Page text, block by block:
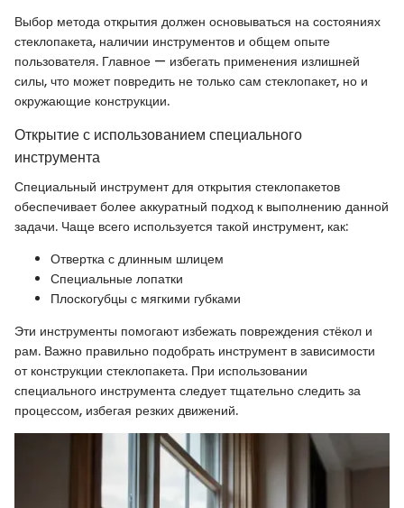
Выбор метода открытия должен основываться на состояниях
стеклопакета, наличии инструментов и общем опыте
пользователя. Главное — избегать применения излишней
силы, что может повредить не только сам стеклопакет, но и
окружающие конструкции.
Открытие с использованием специального
инструмента
Специальный инструмент для открытия стеклопакетов
обеспечивает более аккуратный подход к выполнению данной
задачи. Чаще всего используется такой инструмент, как:
Отвертка с длинным шлицем
Специальные лопатки
Плоскогубцы с мягкими губками
Эти инструменты помогают избежать повреждения стёкол и
рам. Важно правильно подобрать инструмент в зависимости
от конструкции стеклопакета. При использовании
специального инструмента следует тщательно следить за
процессом, избегая резких движений.